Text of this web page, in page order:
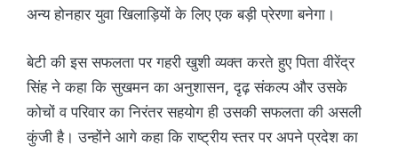
अन्य होनहार युवा खिलाड़ियों के लिए एक बड़ी प्रेरणा बनेगा।
बेटी की इस सफलता पर गहरी खुशी व्यक्त करते हुए पिता वीरेंद्र
सिंह ने कहा कि सुखमन का अनुशासन, दृढ़ संकल्प और उसके
कोचों व परिवार का निरंतर सहयोग ही उसकी सफलता की असली
कुंजी है। उन्होंने आगे कहा कि राष्ट्रीय स्तर पर अपने प्रदेश का